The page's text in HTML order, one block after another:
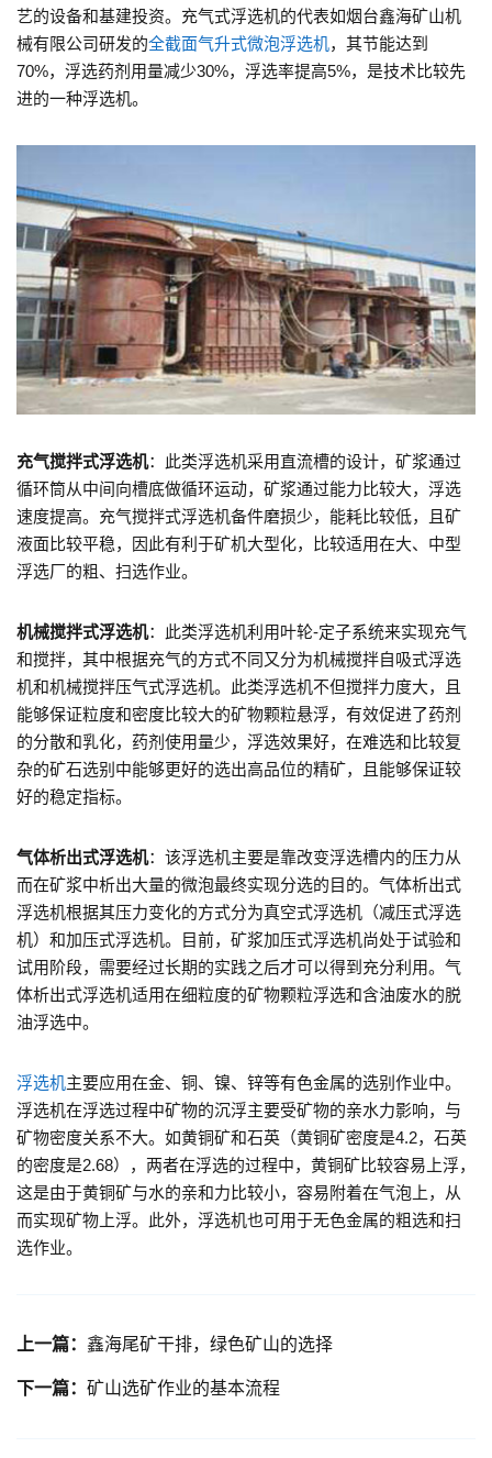
艺的设备和基建投资。充气式浮选机的代表如烟台鑫海矿山机
械有限公司研发的全截面气升式微泡浮选机，其节能达到
70%，浮选药剂用量减少30%，浮选率提高5%，是技术比较先
进的一种浮选机。
充气搅拌式浮选机：此类浮选机采用直流槽的设计，矿浆通过
循环筒从中间向槽底做循环运动，矿浆通过能力比较大，浮选
速度提高。充气搅拌式浮选机备件磨损少，能耗比较低，且矿
液面比较平稳，因此有利于矿机大型化，比较适用在大、中型
浮选厂的粗、扫选作业。
机械搅拌式浮选机：此类浮选机利用叶轮-定子系统来实现充气
和搅拌，其中根据充气的方式不同又分为机械搅拌自吸式浮选
机和机械搅拌压气式浮选机。此类浮选机不但搅拌力度大，且
能够保证粒度和密度比较大的矿物颗粒悬浮，有效促进了药剂
的分散和乳化，药剂使用量少，浮选效果好，在难选和比较复
杂的矿石选别中能够更好的选出高品位的精矿，且能够保证较
好的稳定指标。
气体析出式浮选机：该浮选机主要是靠改变浮选槽内的压力从
而在矿浆中析出大量的微泡最终实现分选的目的。气体析出式
浮选机根据其压力变化的方式分为真空式浮选机（减压式浮选
机）和加压式浮选机。目前，矿浆加压式浮选机尚处于试验和
试用阶段，需要经过长期的实践之后才可以得到充分利用。气
体析出式浮选机适用在细粒度的矿物颗粒浮选和含油废水的脱
油浮选中。
浮选机主要应用在金、铜、镍、锌等有色金属的选别作业中。
浮选机在浮选过程中矿物的沉浮主要受矿物的亲水力影响，与
矿物密度关系不大。如黄铜矿和石英（黄铜矿密度是4.2，石英
的密度是2.68），两者在浮选的过程中，黄铜矿比较容易上浮，
这是由于黄铜矿与水的亲和力比较小，容易附着在气泡上，从
而实现矿物上浮。此外，浮选机也可用于无色金属的粗选和扫
选作业。
上一篇： 鑫海尾矿干排，绿色矿山的选择
下一篇： 矿山选矿作业的基本流程